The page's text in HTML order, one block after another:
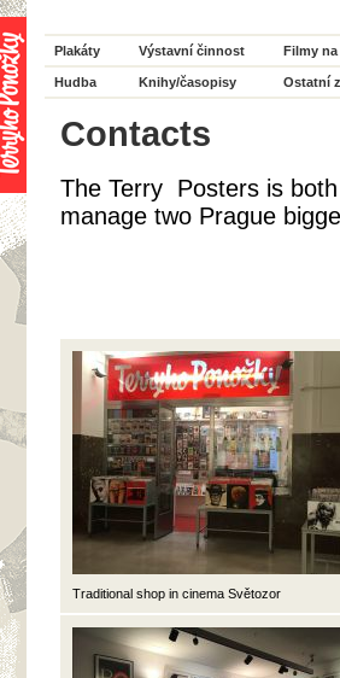
Plakáty Výstavní činnost Filmy na
Hudba Knihy/časopisy Ostatní
Contacts
The Terry Posters is
manage two Prague
Traditional shop in cinema Světozor